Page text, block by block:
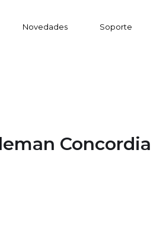
Novedades Soporte
Concordia